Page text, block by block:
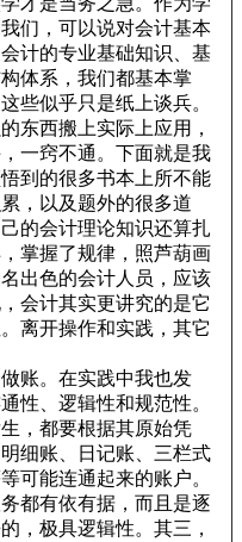
们，可以说对会计基本
计的专业基础知识、基
体系，我们都基本掌
些似乎只是纸上谈兵。
东西搬上实际上应用，
一窍不通。下面就是我
到的很多书本上所不能
，以及题外的很多道
的会计理论知识还算扎
掌握了规律，照芦葫画
出色的会计人员，应该
会计其实更讲究的是它
离开操作和实践，其它
账。在实践中我也发
性、逻辑性和规范性。
，都要根据其原始凭
细账、日记账、三栏式
可能连通起来的账户。
都有依有据，而且是逐
，极具逻辑性。其三，